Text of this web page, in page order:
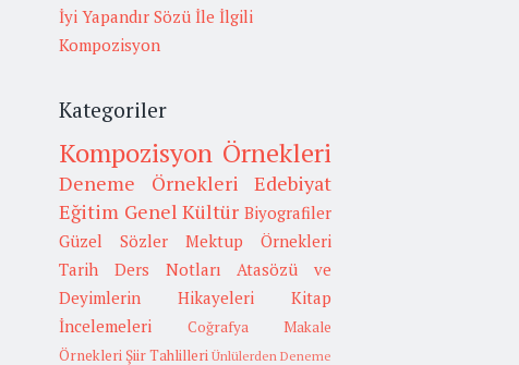
İyi Yapandır Sözü İle İlgili
Kompozisyon
Kategoriler
Kompozisyon Örnekleri
Deneme Örnekleri
Edebiyat
Eğitim Genel Kültür Biyografiler
Güzel Sözler
Mektup Örnekleri
Tarih
Ders Notları
Atasözü ve
Deyimlerin Hikayeleri
Kitap
İncelemeleri
Coğrafya
Makale
Örnekleri Şiir Tahlilleri Ünlülerden Deneme